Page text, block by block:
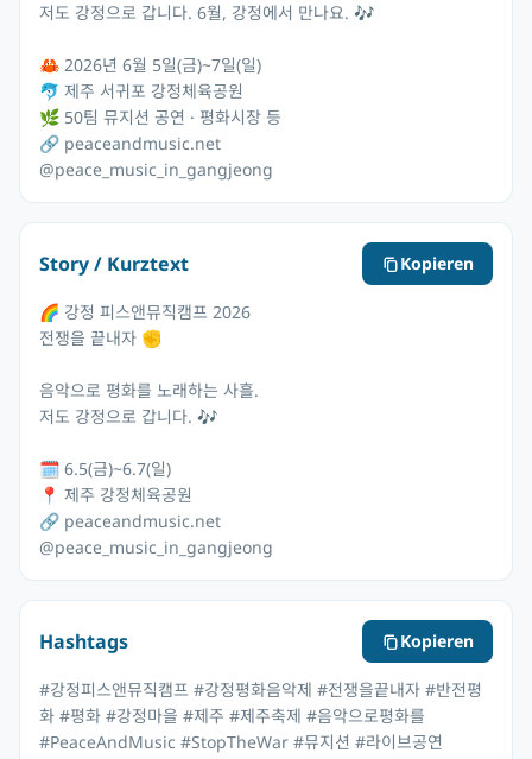
저도 강정으로 갑니다. 6월, 강정에서 만나요. 🎶
🦀 2026년 6월 5일(금)~7일(일)
🐬 제주 서귀포 강정체육공원
🌿 50팀 뮤지션 공연 · 평화시장 등
🔗 peaceandmusic.net
@peace_music_in_gangjeong
Story / Kurztext Kopieren
🌈 강정 피스앤뮤직캠프 2026
전쟁을 끝내자 ✊
음악으로 평화를 노래하는 사흘.
저도 강정으로 갑니다. 🎶
🗓 6.5(금)~6.7(일)
📍 제주 강정체육공원
🔗 peaceandmusic.net
@peace_music_in_gangjeong
Hashtags Kopieren
#강정피스앤뮤직캠프 #강정평화음악제 #전쟁을끝내자 #반전평
화 #평화 #강정마을 #제주 #제주축제 #음악으로평화를
#PeaceAndMusic #StopTheWar #뮤지션 #라이브공연